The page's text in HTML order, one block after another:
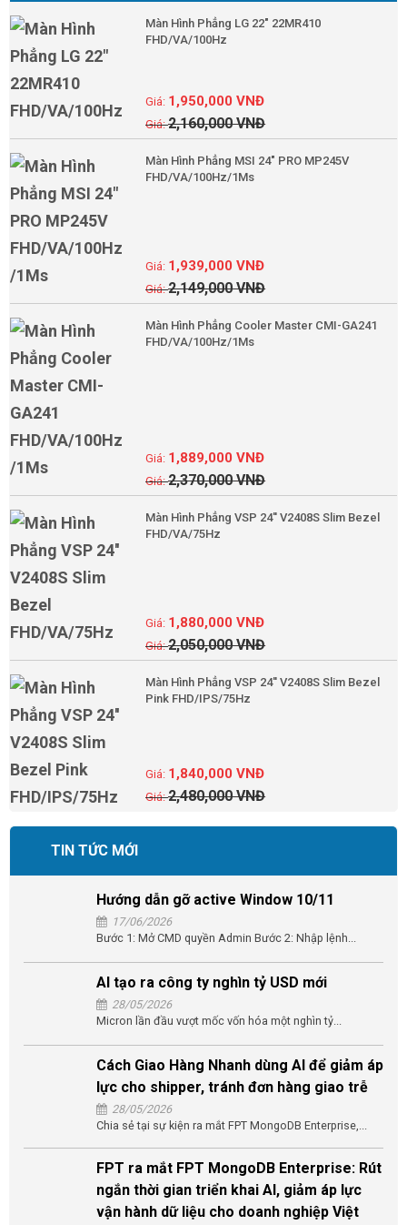
Màn Hình Phẳng LG 22" 22MR410
FHD/VA/100Hz
2,160,000VNĐ
1,950,000VNĐ
Màn Hình Phẳng MSI 24" PRO MP245V
FHD/VA/100Hz/1Ms
2,149,000VNĐ
1,939,000VNĐ
Màn Hình Phẳng Cooler Master CMI-GA241
FHD/VA/100Hz/1Ms
2,370,000VNĐ
1,889,000VNĐ
Màn Hình Phẳng VSP 24'' V2408S Slim Bezel
FHD/VA/75Hz
2,050,000VNĐ
1,880,000VNĐ
Màn Hình Phẳng VSP 24'' V2408S Slim Bezel
Pink FHD/IPS/75Hz
2,480,000VNĐ
1,840,000VNĐ
TIN TỨC MỚI
Hướng dẫn gỡ active Window 10/11
17/06/2026
Bước 1: Mở CMD quyền Admin Bước 2: Nhập lệnh...
AI tạo ra công ty nghìn tỷ USD mới
28/05/2026
Micron lần đầu vượt mốc vốn hóa một nghìn tỷ...
Cách Giao Hàng Nhanh dùng AI để giảm áp
lực cho shipper, tránh đơn hàng giao trễ
28/05/2026
Chia sẻ tại sự kiện ra mắt FPT MongoDB Enterprise,...
FPT ra mắt FPT MongoDB Enterprise: Rút
ngắn thời gian triển khai AI, giảm áp lực
vận hành dữ liệu cho doanh nghiệp Việt